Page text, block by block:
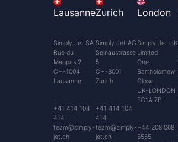
Lausanne
Simply Jet SA
Rue du
Maupas 2
CH-1004
Lausanne
+41 414 104
414
team@simply-
jet.ch
Zurich
Simply Jet AG
Selnaustrasse
5
CH-8001
Zurich
+41 414 104
414
team@simply-
jet.ch
London
Simply Jet UK
Limited
One
Bartholomew
Close
UK-LONDON
EC1A 7BL
+44 208 068
5555